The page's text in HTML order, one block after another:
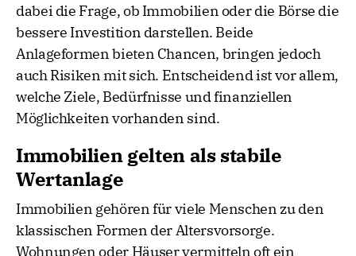
dabei die Frage, ob Immobilien oder die Börse die
bessere Investition darstellen. Beide
Anlageformen bieten Chancen, bringen jedoch
auch Risiken mit sich. Entscheidend ist vor allem,
welche Ziele, Bedürfnisse und finanziellen
Möglichkeiten vorhanden sind.
Immobilien gelten als stabile
Wertanlage
Immobilien gehören für viele Menschen zu den
klassischen Formen der Altersvorsorge.
Wohnungen oder Häuser vermitteln oft ein